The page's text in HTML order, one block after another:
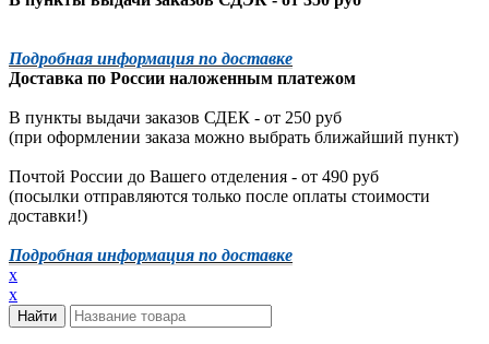
Подробная информация по доставке
Доставка по России наложенным платежом
В пункты выдачи заказов СДЕК - от 250 руб
(при оформлении заказа можно выбрать ближайший пункт)
Почтой России до Вашего отделения - от 490 руб
(посылки отправляются только после оплаты стоимости
доставки!)
Подробная информация по доставке
x
x